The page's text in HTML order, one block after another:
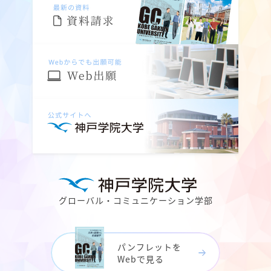
グローバル・コミュニケーション学部
パンフレットを
Webで見る